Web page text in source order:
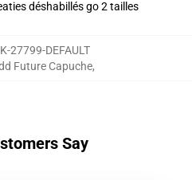
déshabillés go 2 tailles
27799-DEFAULT
Future Capuche,
Say